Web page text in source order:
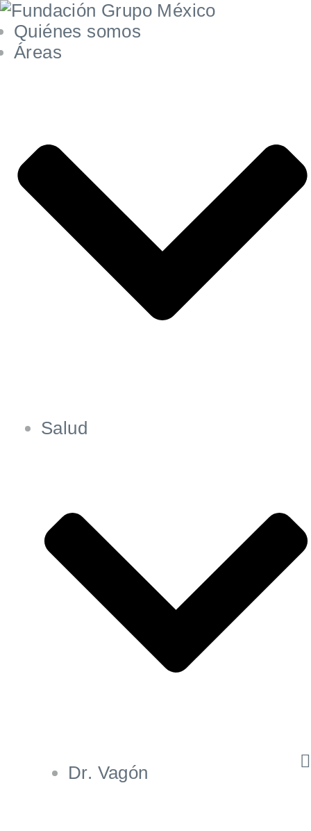
Quiénes somos
Áreas
Salud
Dr. Vagón